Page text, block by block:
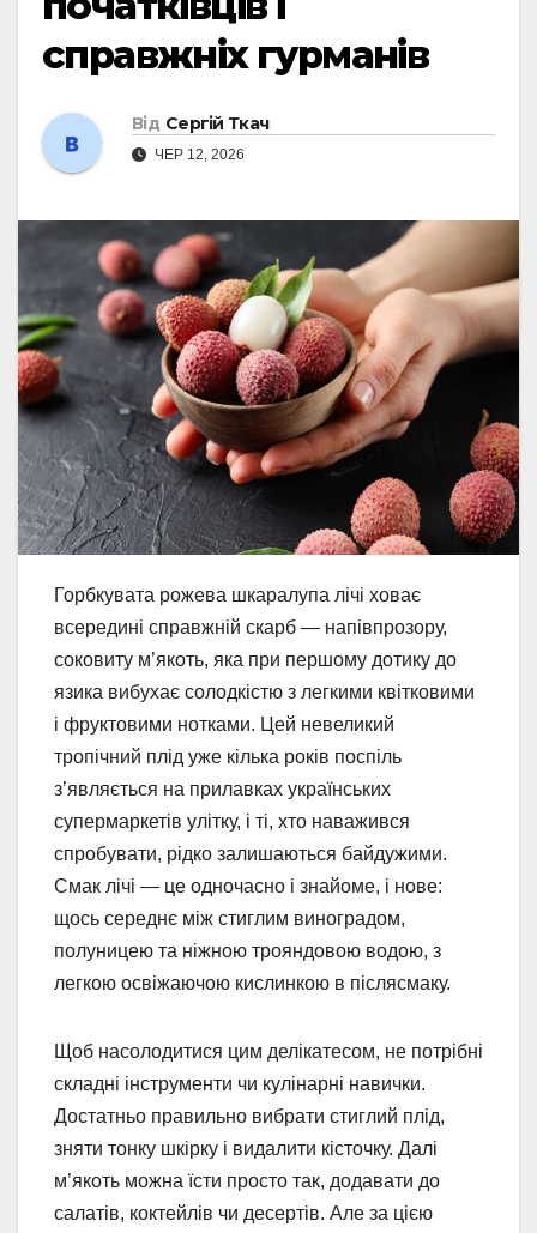
справжніх гурманів
Від Сергій Ткач
ЧЕР 12, 2026
Горбкувата рожева шкаралупа лічі ховає
всередині справжній скарб — напівпрозору,
соковиту м’якоть, яка при першому дотику до
язика вибухає солодкістю з легкими квітковими
і фруктовими нотками. Цей невеликий
тропічний плід уже кілька років поспіль
з’являється на прилавках українських
супермаркетів улітку, і ті, хто наважився
спробувати, рідко залишаються байдужими.
Смак лічі — це одночасно і знайоме, і нове:
щось середнє між стиглим виноградом,
полуницею та ніжною трояндовою водою, з
легкою освіжаючою кислинкою в післясмаку.
Щоб насолодитися цим делікатесом, не потрібні
складні інструменти чи кулінарні навички.
Достатньо правильно вибрати стиглий плід,
зняти тонку шкірку і видалити кісточку. Далі
м’якоть можна їсти просто так, додавати до
салатів, коктейлів чи десертів. Але за цією